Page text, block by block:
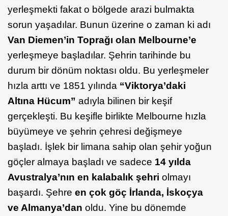
yerleşmekti fakat o bölgede arazi bulmakta
sorun yaşadılar. Bunun üzerine o zaman ki adı
Van Diemen’in Toprağı olan Melbourne’e
yerleşmeye başladılar. Şehrin tarihinde bu
durum bir dönüm noktası oldu. Bu yerleşmeler
hızla arttı ve 1851 yılında “Viktorya’daki
Altına Hücum” adıyla bilinen bir keşif
gerçekleşti. Bu keşifle birlikte Melbourne hızla
büyümeye ve şehrin çehresi değişmeye
başladı. İşlek bir limana sahip olan şehir yoğun
göçler almaya başladı ve sadece 14 yılda
Avustralya’nın en kalabalık şehri olmayı
başardı. Şehre en çok göç İrlanda, İskoçya
ve Almanya’dan oldu. Yine bu dönemde